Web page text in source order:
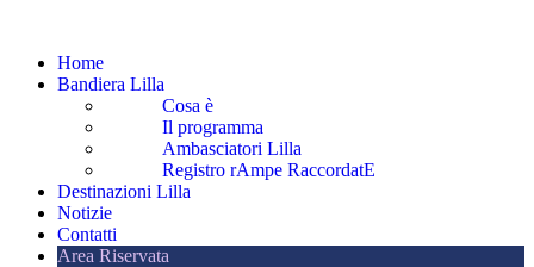
Home
Bandiera Lilla
Cosa è
Il programma
Ambasciatori Lilla
Registro rAmpe RaccordatE
Destinazioni Lilla
Notizie
Contatti
Area Riservata